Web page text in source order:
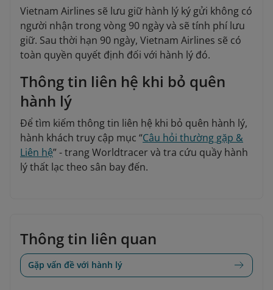
Vietnam Airlines sẽ lưu giữ hành lý ký gửi không có
người nhận trong vòng 90 ngày và sẽ tính phí lưu
giữ. Sau thời hạn 90 ngày, Vietnam Airlines sẽ có
toàn quyền quyết định đối với hành lý đó.
Thông tin liên hệ khi bỏ quên
hành lý
Để tìm kiếm thông tin liên hệ khi bỏ quên hành lý,
hành khách truy cập mục “Câu hỏi thường gặp &
Liên hệ” - trang Worldtracer và tra cứu quầy hành
lý thất lạc theo sân bay đến.
Thông tin liên quan
Gặp vấn đề với hành lý